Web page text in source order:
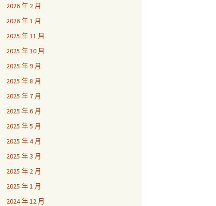
2026 年 2 月
2026 年 1 月
2025 年 11 月
2025 年 10 月
2025 年 9 月
2025 年 8 月
2025 年 7 月
2025 年 6 月
2025 年 5 月
2025 年 4 月
2025 年 3 月
2025 年 2 月
2025 年 1 月
2024 年 12 月